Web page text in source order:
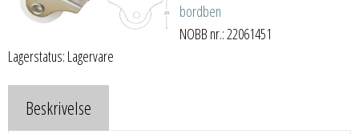
bordben
NOBB nr.: 22061451
Lagerstatus: Lagervare
Beskrivelse